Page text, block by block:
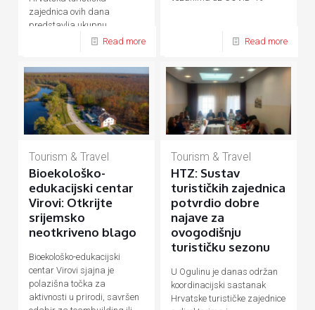
zajednica ovih dana
predstavlja ukupnu
hrvatsku turističku ponudu
Read more Read more
Tourism & Travel
Bioekološko-
edukacijski centar
Virovi: Otkrijte
srijemsko
neotkriveno blago
Bioekološko-edukacijski
centar Virovi sjajna je
polazišna točka za
aktivnosti u prirodi, savršen
Tourism & Travel
HTZ: Sustav
turističkih zajednica
potvrdio dobre
najave za
ovogodišnju
turističku sezonu
U Ogulinu je danas održan
koordinacijski sastanak
Hrvatske turističke zajednice